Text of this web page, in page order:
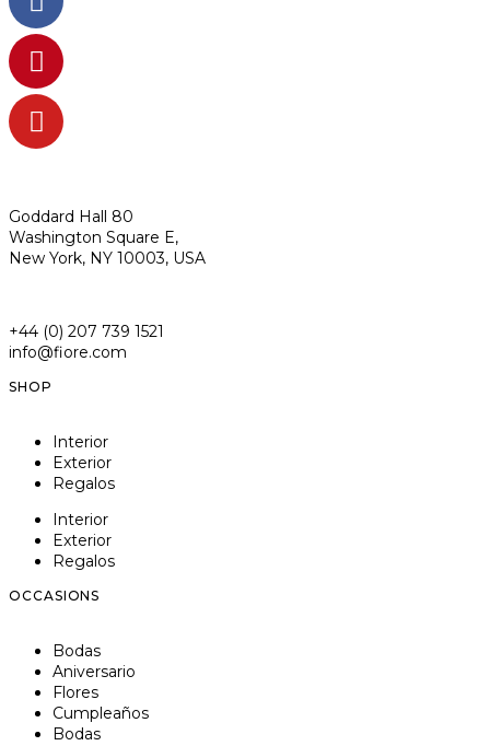
Goddard Hall 80
Washington Square E,
New York, NY 10003, USA
+44 (0) 207 739 1521
info@fiore.com
SHOP
Interior
Exterior
Regalos
Interior
Exterior
Regalos
OCCASIONS
Bodas
Aniversario
Flores
Cumpleaños
Bodas